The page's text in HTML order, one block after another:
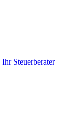
Ihr Steuerberater